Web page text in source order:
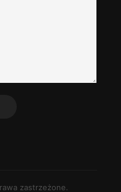
zastrzeżone.